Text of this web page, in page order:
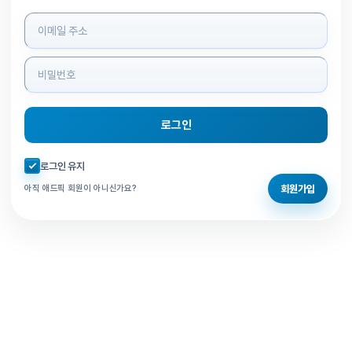
로그인 정보 입력
로그인
자동로그인 체크
로그인 유지
아직 애드픽 회원이 아니신가요? 회원가입